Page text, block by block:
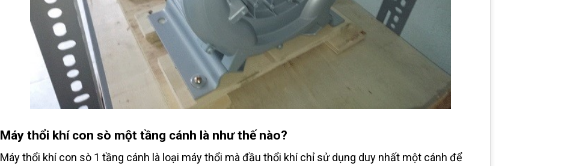
Máy thổi khí con sò một tầng cánh là như thế nào?
Máy thổi khí con sò 1 tầng cánh là loại máy thổi mà đầu thổi khí chỉ sử dụng duy nhất một cánh để